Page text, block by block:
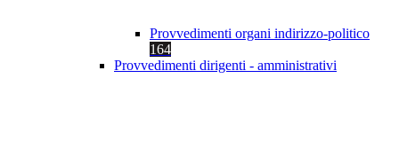
Provvedimenti organi indirizzo-politico
164
Provvedimenti dirigenti - amministrativi